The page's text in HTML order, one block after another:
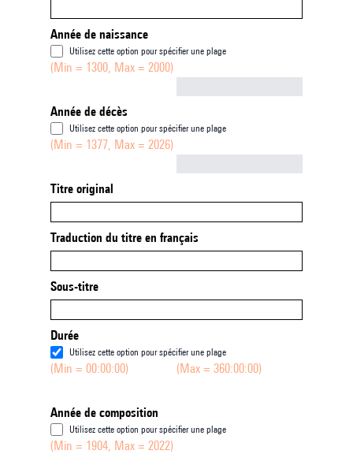
Année de naissance
Utilisez cette option pour spécifier une plage
(Min = 1300, Max = 2000)
Année de décès
Utilisez cette option pour spécifier une plage
(Min = 1377, Max = 2026)
Titre original
Traduction du titre en français
Sous-titre
Durée
Utilisez cette option pour spécifier une plage
(Min = 00:00:00) (Max = 360:00:00)
Année de composition
Utilisez cette option pour spécifier une plage
(Min = 1904, Max = 2022)